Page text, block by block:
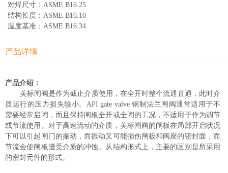
对焊尺寸：ASME B16.25
结构长度：ASME B16.10
温度基准：ASME B16.34
产品详情
产品介绍：
美标闸阀是作为截止介质使用，在全开时整个流通直通，此时介
质运行的压力损失较小。API gate valve 钢制法兰闸阀通常适用于不
需要经常启闭，而且保持闸板全开或全闭的工况，不适用于作为调节
或节流使用。对于高速流动的介质，美标闸阀的闸板在局部开启状况
下可以引起闸门的振动，而振动又可能损伤闸板和阀座的密封面，而
节流会使闸板遭受介质的冲蚀。从结构形式上，主要的区别是所采用
的密封元件的形式。